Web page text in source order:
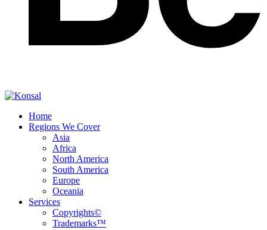
Home
Regions We Cover
Asia
Africa
North America
South America
Europe
Oceania
Services
Copyrights©
Trademarks™